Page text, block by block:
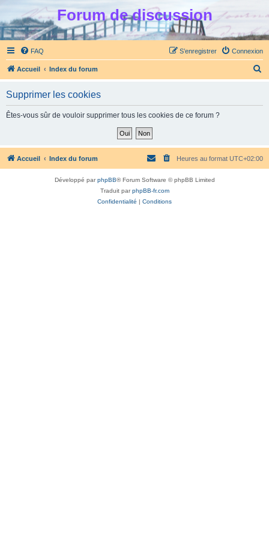
Forum de discussion
FAQ Connexion
S’enregistrer
Accueil Index du forum
h
Supprimer les cookies
Êtes-vous sûr de vouloir supprimer tous les cookies de ce forum ?
Accueil Index du forum Heures au format UTC+02:00
Développé parphpBB® Forum Software © phpBB Limited
Traduit parphpBB-fr.com
Confidentialité | Conditions